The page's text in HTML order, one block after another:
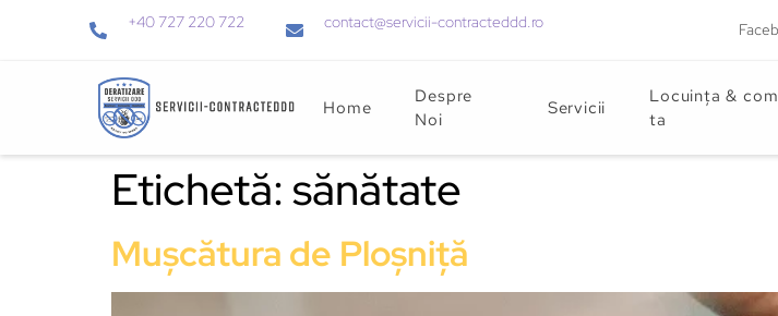
+40 727 220 722 contact@servicii-contracteddd.ro
Home
Despre
Noi
Servicii
Locuința &
ta
Etichetă:sănătate
Mușcătura de Ploșniță